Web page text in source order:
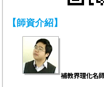
【師資介紹】
補教界理化名